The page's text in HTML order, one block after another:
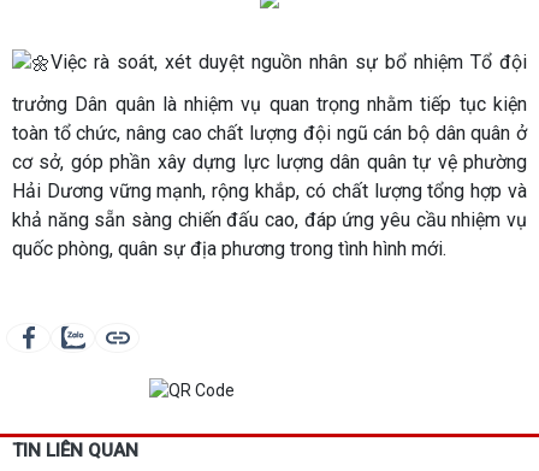
Việc rà soát, xét duyệt nguồn nhân sự bổ nhiệm Tổ đội
trưởng Dân quân là nhiệm vụ quan trọng nhằm tiếp tục kiện
toàn tổ chức, nâng cao chất lượng đội ngũ cán bộ dân quân ở
cơ sở, góp phần xây dựng lực lượng dân quân tự vệ phường
Hải Dương vững mạnh, rộng khắp, có chất lượng tổng hợp và
khả năng sẵn sàng chiến đấu cao, đáp ứng yêu cầu nhiệm vụ
quốc phòng, quân sự địa phương trong tình hình mới.
TIN LIÊN QUAN